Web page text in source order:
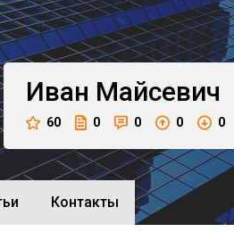
Иван Майсевич
60 0 0 0 0
Контакты